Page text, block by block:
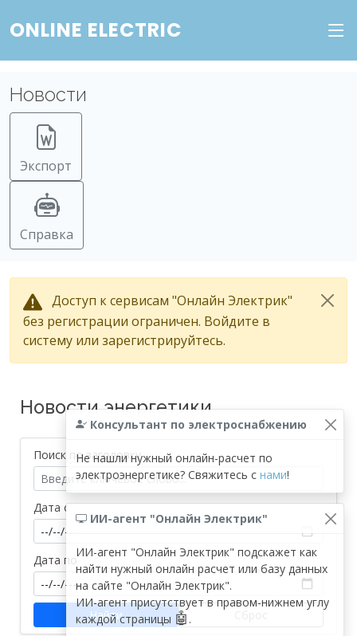
ONLINE ELECTRIC
Новости
Экспорт
Справка
Доступ к сервисам "Онлайн Электрик"
без регистрации ограничен. Войдите в
систему или зарегистрируйтесь.
Консультант по электроснабжению
Не нашли нужный онлайн-расчет по
электроэнергетике? Свяжитесь с нами!
ИИ-агент "Онлайн Электрик"
ИИ-агент "Онлайн Электрик" подскажет как
найти нужный онлайн расчет или базу данных
на сайте "Онлайн Электрик".
ИИ-агент присутствует в правом-нижнем углу
каждой страницы 🤖 .
Новости энергетики
Поиск по заголовку
Дата с
Дата по
Найти